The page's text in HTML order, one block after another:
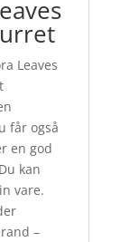
Leaves
får også
en god
kan
vare.
–